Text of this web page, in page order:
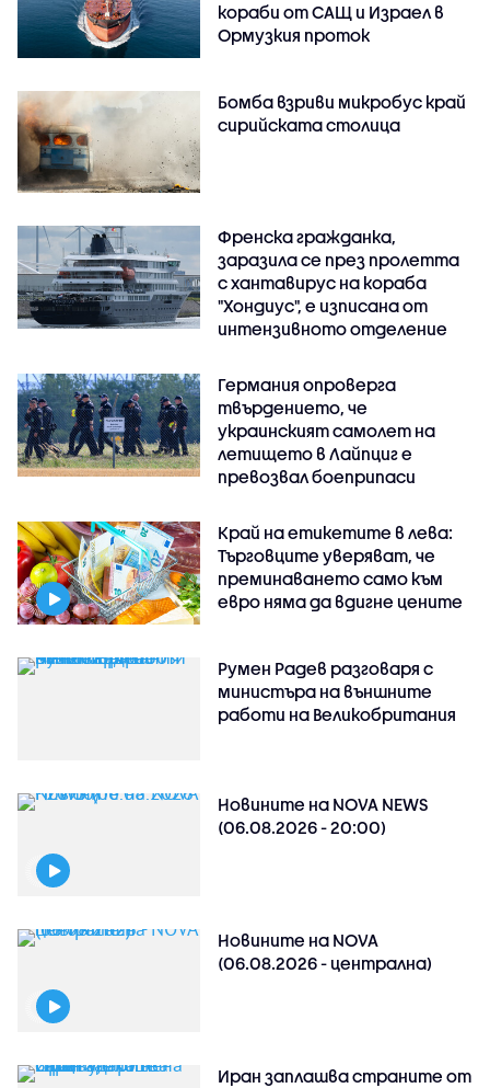
кораби от САЩ и Израел в
Ормузкия проток
Бомба взриви микробус край
сирийската столица
Френска гражданка,
заразила се през пролетта
с хантавирус на кораба
"Хондиус", е изписана от
интензивното отделение
Германия опроверга
твърдението, че
украинският самолет на
летището в Лайпциг е
превозвал боеприпаси
Край на етикетите в лева:
Търговците уверяват, че
преминаването само към
евро няма да вдигне цените
Румен Радев разговаря с
министъра на външните
работи на Великобритания
Новините на NOVA NEWS
(06.08.2026 - 20:00)
Новините на NOVA
(06.08.2026 - централна)
Иран заплашва страните от